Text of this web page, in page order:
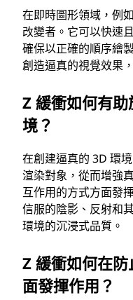
在即時圖形領域，例
改變者。它可以快速
確保以正確的順序繪
創造逼真的視覺效果
Z 緩衝如何有
境？
在創建逼真的 3D 環
渲染對象，從而增強
互作用的方式方面發
信服的陰影、反射和
環境的沉浸式品質。
Z 緩衝如何在
面發揮作用？